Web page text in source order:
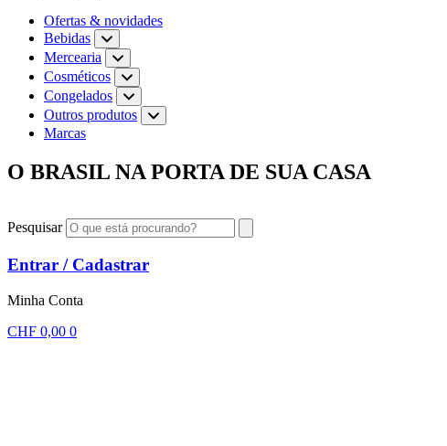
Ofertas & novidades
Bebidas
Abrir
subcategorias
de
Bebidas
Mercearia
Abrir
subcategorias
de
Mercearia
Cosméticos
Abrir
subcategorias
de
Cosméticos
Congelados
Abrir
subcategorias
de
Outros produtos
Abrir
subcategorias
produtos
Marcas
Ir
para
O BRASIL NA PORTA DE SUA CASA
Pesquisar
Entrar / Cadastrar
Minha Conta
CHF 0,00 0